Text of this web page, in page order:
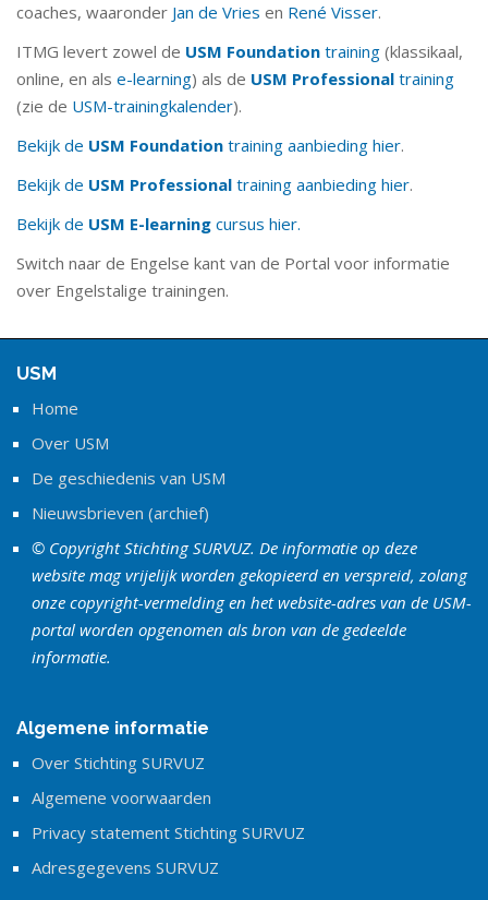
coaches, waaronder Jan de Vries en René Visser.
ITMG levert zowel de USM Foundation training (klassikaal,
online, en als e-learning) als de USM Professional training
(zie de USM-trainingkalender).
Bekijk de USM Foundation training aanbieding hier.
Bekijk de USM Professional training aanbieding hier.
Bekijk de USM E-learning cursus hier.
Switch naar de Engelse kant van de Portal voor informatie
over Engelstalige trainingen.
USM
Home
Over USM
De geschiedenis van USM
Nieuwsbrieven (archief)
© Copyright Stichting SURVUZ. De informatie op deze
website mag vrijelijk worden gekopieerd en verspreid, zolang
onze copyright-vermelding en het website-adres van de USM-
portal worden opgenomen als bron van de gedeelde
informatie.
Algemene informatie
Over Stichting SURVUZ
Algemene voorwaarden
Privacy statement Stichting SURVUZ
Adresgegevens SURVUZ